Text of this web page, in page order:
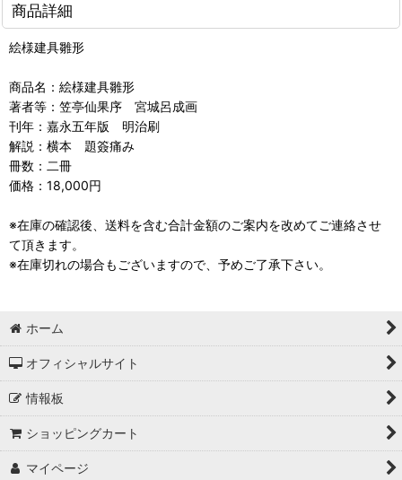
商品詳細
絵様建具雛形
商品名：絵様建具雛形
著者等：笠亭仙果序 宮城呂成画
刊年：嘉永五年版 明治刷
解説：横本 題簽痛み
冊数：二冊
価格：18,000円
※在庫の確認後、送料を含む合計金額のご案内を改めてご連絡させ
て頂きます。
※在庫切れの場合もございますので、予めご了承下さい。
ホーム
オフィシャルサイト
情報板
ショッピングカート
マイページ